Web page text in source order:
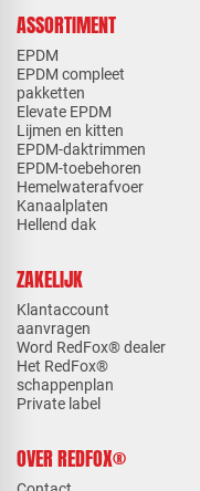
ASSORTIMENT
EPDM
EPDM compleet
pakketten
Elevate EPDM
Lijmen en kitten
EPDM-daktrimmen
EPDM-toebehoren
Hemelwaterafvoer
Kanaalplaten
Hellend dak
ZAKELIJK
Klantaccount
aanvragen
Word RedFox® dealer
Het RedFox®
schappenplan
Private label
OVER REDFOX®